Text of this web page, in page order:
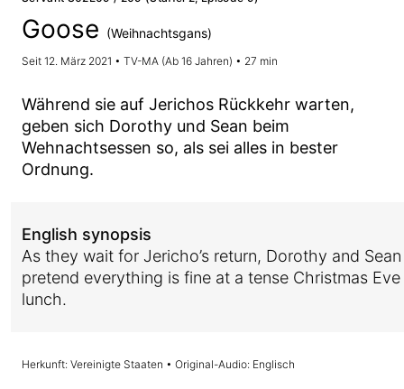
Goose (Weihnachtsgans)
Seit 12. März 2021 • TV-MA (Ab 16 Jahren) • 27 min
Während sie auf Jerichos Rückkehr warten,
geben sich Dorothy und Sean beim
Wehnachtsessen so, als sei alles in bester
Ordnung.
English synopsis
As they wait for Jericho’s return, Dorothy and Sean
pretend everything is fine at a tense Christmas Eve
lunch.
Herkunft: Vereinigte Staaten • Original-Audio: Englisch